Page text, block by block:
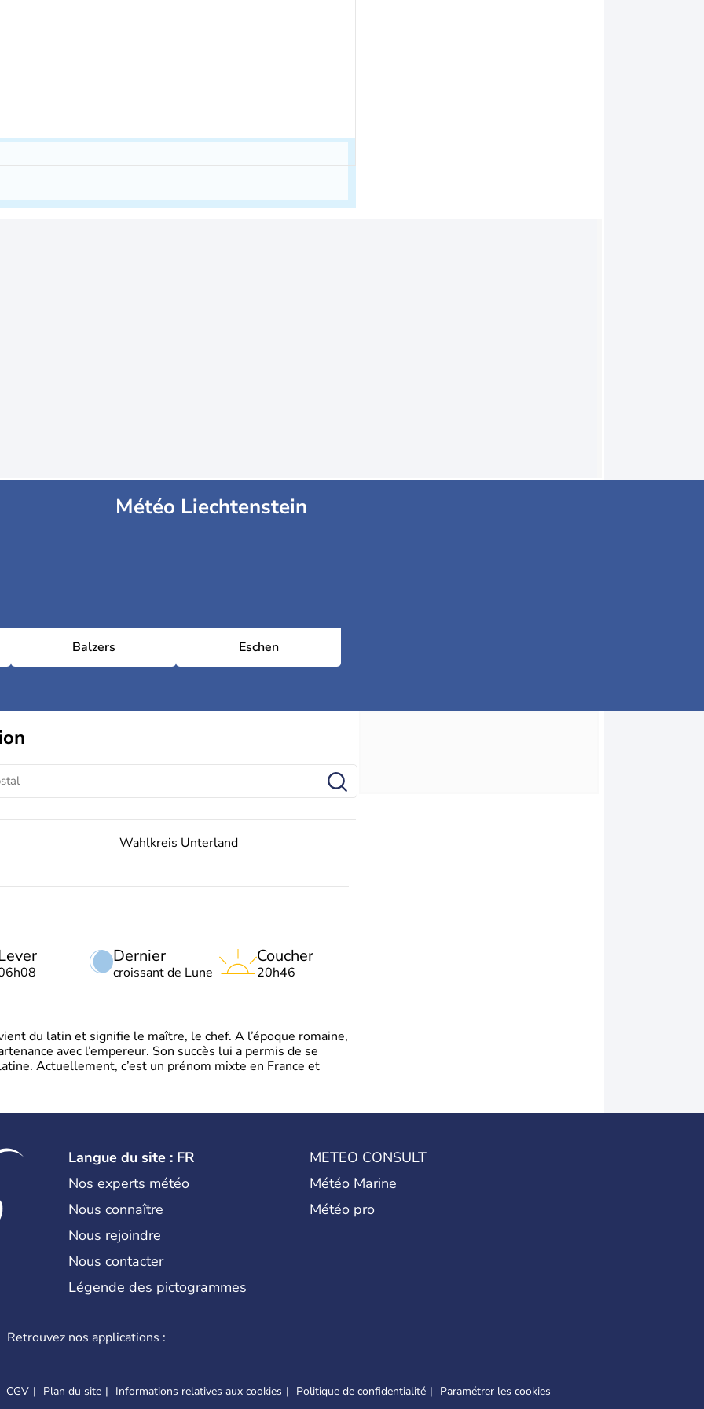
Météo Liechtenstein
Balzers Eschen
Wahlkreis Unterland
Dernier
croissant de Lune
Coucher
20h46
du latin et signifie le maître, le chef. A l’époque romaine,
avec l’empereur. Son succès lui a permis de se
Actuellement, c’est un prénom mixte en France et
Langue du site : FR
Nos experts météo
Nous connaître
Nous rejoindre
Nous contacter
Légende des pictogrammes
METEO CONSULT
Météo Marine
Météo pro
Retrouvez nos applications :
CGV Plan du site Informations relatives aux cookies Politique de confidentialité
Paramétrer les cookies